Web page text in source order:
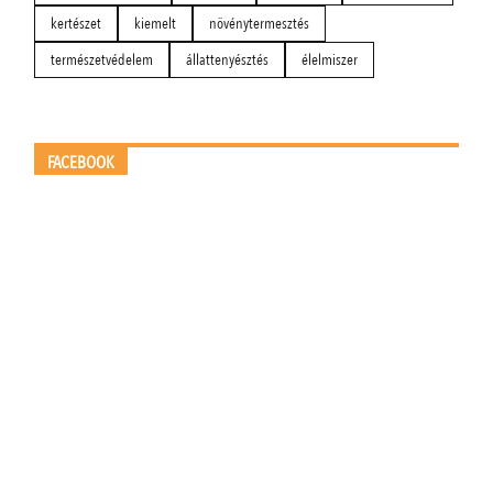
kertészet
kiemelt
növénytermesztés
természetvédelem
állattenyésztés élelmiszer
FACEBOOK